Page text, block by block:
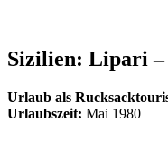
Sizilien: Lipari
Urlaub als
Urlaubszeit: Mai 1980